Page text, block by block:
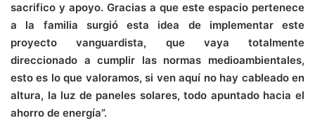
sacrifico y apoyo. Gracias a que este espacio pertenece
a la familia surgió esta idea de implementar este
proyecto vanguardista, que vaya totalmente
direccionado a cumplir las normas medioambientales,
esto es lo que valoramos, si ven aquí no hay cableado en
altura, la luz de paneles solares, todo apuntado hacia el
ahorro de energía”.